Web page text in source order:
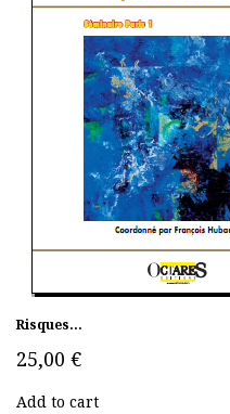
Risques...
25,00 €
Add to cart